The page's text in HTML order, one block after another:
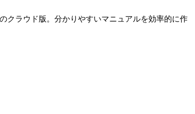
クラウド版。分かりやすいマニュアルを効率的に作